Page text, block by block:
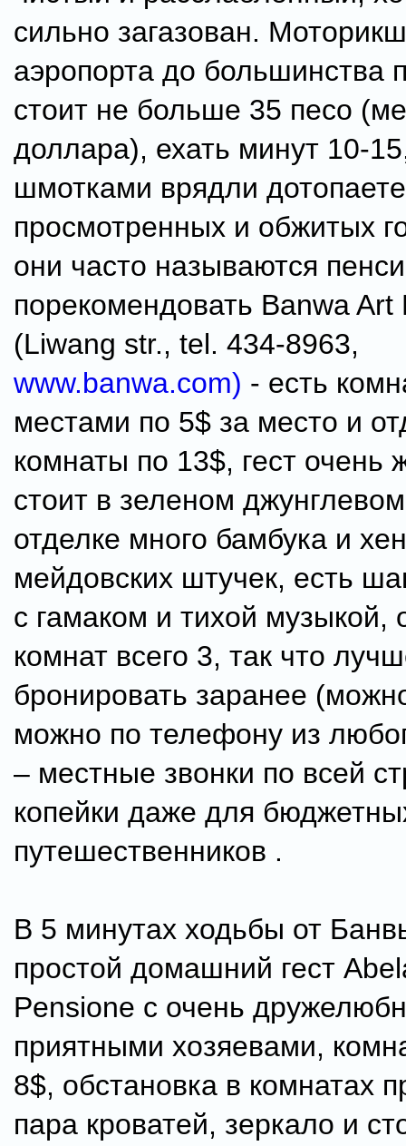
сильно загазован.
аэропорта до большинства
стоит не больше 35 песо
доллара), ехать минут 10-
шмотками врядли
просмотренных и обжитых
они часто называются
порекомендовать Banwa Art
(Liwang str., tel. 434-8963,
www.banwa.com) - есть
местами по 5$ за место и
комнаты по 13$, гест очень
стоит в зеленом
отделке много бамбука и
мейдовских штучек, есть
с гамаком и тихой музыкой,
комнат всего 3, так что
бронировать заранее
можно по телефону из
– местные звонки по всей
копейки даже для
путешественников .
В 5 минутах ходьбы от
простой домашний гест
Pensione с очень
приятными хозяевами,
8$, обстановка в комнатах
пара кроватей, зеркало и